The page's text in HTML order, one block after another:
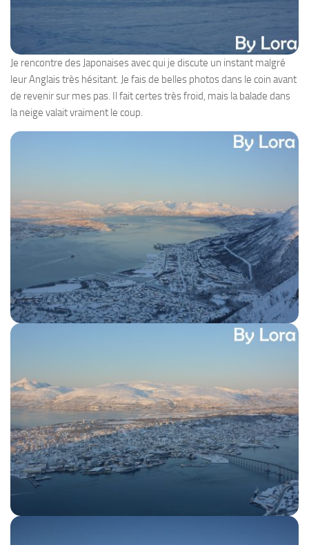
Je rencontre des Japonaises avec qui je discute un instant malgré
leur Anglais très hésitant. Je fais de belles photos dans le coin avant
de revenir sur mes pas. Il fait certes très froid, mais la balade dans
la neige valait vraiment le coup.